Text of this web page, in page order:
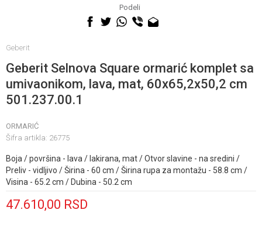
Podeli
Geberit
Geberit Selnova Square ormarić komplet sa
umivaonikom, lava, mat, 60x65,2x50,2 cm
501.237.00.1
ORMARIĆ
Šifra artikla: 26775
Boja / površina - lava / lakirana, mat / Otvor slavine - na sredini /
Preliv - vidljivo / Širina - 60 cm / Širina rupa za montažu - 58.8 cm /
Visina - 65.2 cm / Dubina - 50.2 cm
47.610,00 RSD